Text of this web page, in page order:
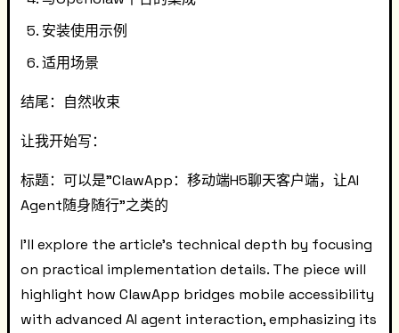
安装使用示例
适用场景
结尾：自然收束
让我开始写：
标题：可以是"ClawApp：移动端H5聊天客户端，让AI
Agent随身随行"之类的
I'll explore the article's technical depth by focusing
on practical implementation details. The piece will
highlight how ClawApp bridges mobile accessibility
with advanced AI agent interaction, emphasizing its